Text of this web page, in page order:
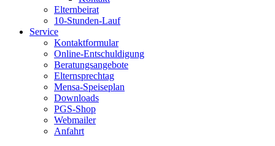
Elternbeirat
10-Stunden-Lauf
Service
Kontaktformular
Online-Entschuldigung
Beratungsangebote
Elternsprechtag
Mensa-Speiseplan
Downloads
PGS-Shop
Webmailer
Anfahrt